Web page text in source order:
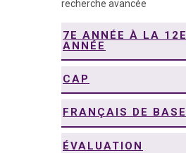
recherche avancée
7E ANNÉE À LA 12E
ANNÉE
CAP
FRANÇAIS DE BASE
ÉVALUATION